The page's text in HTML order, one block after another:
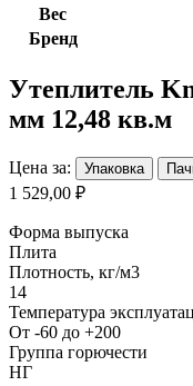
Вес
Бренд
Утеплитель
мм 12,48 кв.м
Цена за: Упаковка
1 529,00 ₽
Форма выпуска
Плита
Плотность, кг/м3
14
Температура
От -60 до +200
Группа горючести
НГ